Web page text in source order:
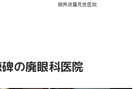
ねぇ～こういうのやめてぇ～ってなっ
の廃眼科医院